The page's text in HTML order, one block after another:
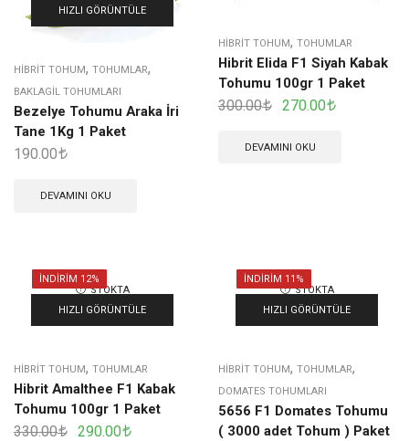
HIZLI GÖRÜNTÜLE
HIBRIT TOHUM, TOHUMLAR,
BAKLAGIL TOHUMLARI
Bezelye Tohumu Araka İri
Tane 1Kg 1 Paket
190.00
DEVAMINI OKU
HIBRIT TOHUM, TOHUMLAR
Hibrit Elida F1 Siyah Kabak
Tohumu 100gr 1 Paket
300.00 270.00
DEVAMINI OKU
İNDIRIM 12%
STOKTA
YOK
HIZLI GÖRÜNTÜLE
HIBRIT TOHUM, TOHUMLAR
Hibrit Amalthee F1 Kabak
Tohumu 100gr 1 Paket
330.00 290.00
İNDIRIM 11%
STOKTA
YOK
HIZLI GÖRÜNTÜLE
HIBRIT TOHUM, TOHUMLAR,
DOMATES TOHUMLARI
5656 F1 Domates Tohumu
( 3000 adet Tohum ) Paket